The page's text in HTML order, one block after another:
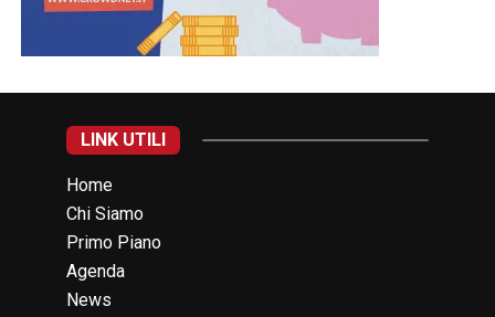
LINK UTILI
Home
Chi Siamo
Primo Piano
Agenda
News